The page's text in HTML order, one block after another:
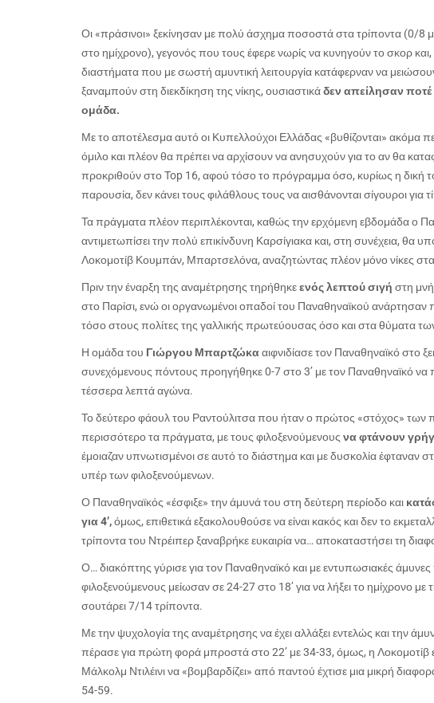
Οι «πράσινοι» ξεκίνησαν με πολύ άσχημα ποσοστά στα τρίποντα (0/8
στο ημίχρονο), γεγονός που τους έφερε νωρίς να κυνηγούν το σκορ
διαστήματα που με σωστή αμυντική λειτουργία κατάφερναν να
ξαναμπούν στη διεκδίκηση της νίκης, ουσιαστικάδεν απείλησαν
ομάδα.
Με το αποτέλεσμα αυτό οι Κυπελλούχοι Ελλάδας «βυθίζονται» ακόμα
όμιλο και πλέον θα πρέπει να αρχίσουν να ανησυχούν για το αν θα
προκριθούν στοTop 16, αφού τόσο το πρόγραμμα όσο, κυρίως η δική
παρουσία, δεν κάνει τους φιλάθλους τους να αισθάνονται σίγουροι για
Τα πράγματα πλέον περιπλέκονται, καθώς την ερχόμενη εβδομάδα ο
αντιμετωπίσει την πολύ επικίνδυνη Καρσίγιακα και, στη συνέχεια, θα
Λοκομοτίβ Κουμπάν, Μπαρτσελόνα, αναζητώντας πλέον μόνο νίκες στα
Πριν την έναρξη της αναμέτρησης τηρήθηκεενός λεπτού σιγή στη
στο Παρίσι, ενώ οι οργανωμένοι οπαδοί του Παναθηναϊκού
τόσο στους πολίτες της γαλλικής πρωτεύουσας όσο και στα θύματα
Η ομάδα του Γιώργου Μπαρτζώκααιφνιδίασε τον Παναθηναϊκό στο
συνεχόμενους πόντους προηγήθηκε 0-7 στο 3’ με τον Παναθηναϊκό να
τέσσερα λεπτά αγώνα.
Το δεύτερο φάουλ του Ραντούλιτσα που ήταν ο πρώτος «στόχος» των
περισσότερο τα πράγματα, με τους φιλοξενούμενους να φτάνουν
έμοιαζαν υπνωτισμένοι σε αυτό το διάστημα και με δυσκολία έφταναν
υπέρ των φιλοξενούμενων.
Ο Παναθηναϊκός «έσφιξε» την άμυνά του στη δεύτερη περίοδο και
για 4’,όμως, επιθετικά εξακολουθούσε να είναι κακός και δεν το
τρίποντα του Ντρέιπερ ξαναβρήκε ευκαιρία να… αποκαταστήσει τη
Ο… διακόπτης γύρισε για τον Παναθηναϊκό και με εντυπωσιακές
φιλοξενούμενους μείωσαν σε 24-27 στο 18’ για να λήξει το ημίχρονο
σουτάρει 7/14 τρίποντα.
Με την ψυχολογία της αναμέτρησης να έχει αλλάξει εντελώς και την
πέρασε για πρώτη φορά μπροστά στο 22’ με 34-33, όμως, η Λοκομοτίβ
Μάλκολμ Ντιλέινι να «βομβαρδίζει» από παντού έχτισε μια μικρή
54-59.